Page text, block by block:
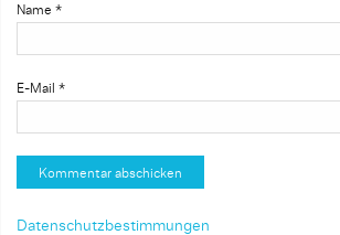
Name *
E-Mail *
Datenschutzbestimmungen